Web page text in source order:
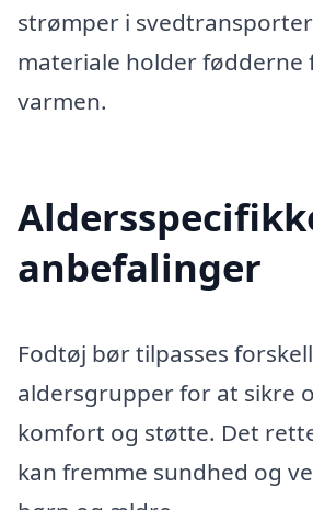
strømper i
materiale holder fødderne
varmen.
anbefalinger
Fodtøj bør tilpasses
aldersgrupper for at sikre
komfort og støtte. Det
kan fremme sundhed og